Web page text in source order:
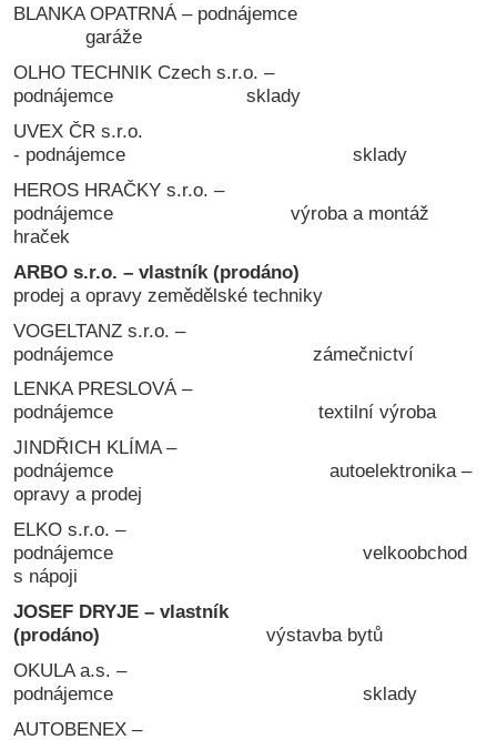
BLANKA OPATRNÁ – podnájemce
garáže
OLHO TECHNIK Czech s.r.o. –
podnájemce sklady
UVEX ČR s.r.o.
- podnájemce sklady
HEROS HRAČKY s.r.o. –
podnájemce výroba a montáž
hraček
ARBO s.r.o. – vlastník (prodáno)
prodej a opravy zemědělské techniky
VOGELTANZ s.r.o. –
podnájemce zámečnictví
LENKA PRESLOVÁ –
podnájemce textilní výroba
JINDŘICH KLÍMA –
podnájemce autoelektronika –
opravy a prodej
ELKO s.r.o. –
podnájemce velkoobchod
s nápoji
JOSEF DRYJE – vlastník
(prodáno) výstavba bytů
OKULA a.s. –
podnájemce sklady
AUTOBENEX –